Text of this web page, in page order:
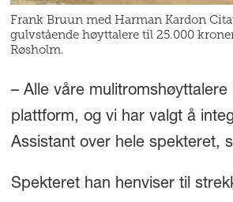
Frank Bruun med Harman Kardon
gulvstående høyttalere til 25.000
Røsholm.
– Alle våre mulitromshøyttalere
plattform, og vi har valgt å
Assistant over hele spekteret,
Spekteret han henviser til